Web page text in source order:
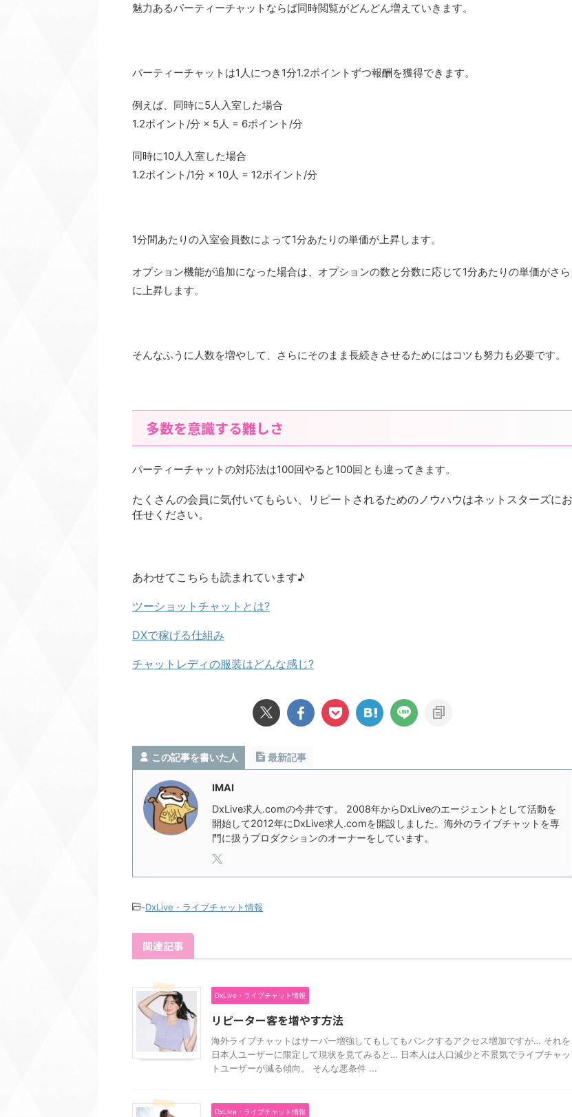
魅力あるパーティーチャットならば同時閲覧がどんどん増えていき ます。
パーティーチャットは1人につき1分1.2ポイントずつ報酬を獲得できます。
例えば、同時に5人入室した場合
1.2ポイント/分 × 5人 = 6ポイント/分
同時に10人入室した場合
1.2ポイント/1分 × 10人 = 12ポイント/分
1分間あたりの入室会員数によって1分あたりの単価が上昇します。
オプション機能が追加になった場合は、オプションの数と分数に応じて1分あたりの単価がさら
に上昇します。
そんなふうに人数を増やして、 さらにそのまま長続きさせるためにはコツも努力も必要です。
多数を意識する難しさ
パーティーチャットの対応法は100回やると100回とも違ってきます。
たくさんの会員に気付いてもらい、リピートされるためのノウハウはネットスターズにお
任せください。
あわせてこちらも読まれています♪
ツーショットチャットとは?
DXで稼げる仕組み
チャットレディの服装はどんな感じ?
この記事を書いた人 最新記事
IMAI
DxLive求人.comの今井です。 2008年からDxLiveのエージェントとして活動を
開始して2012年にDxLive求人.comを開設しました。海外のライブチャットを専
門に扱うプロダクションのオーナーをしています。
-DxLive・ライブチャット情報
関連記事
DxLive・ライブチャット情報
リピーター客を増やす方法
海外ライブチャットはサーバー増強してもしてもパンクするアクセス増加ですが… それを
日本人ユーザーに限定して現状を見てみると… 日本人は人口減少と不景気でライブチャッ
トユーザーが減る傾向。 そんな悪条件 ...
DxLive・ライブチャット情報